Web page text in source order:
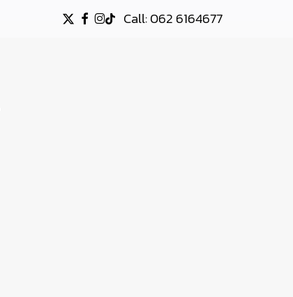
Call: 062 6164677
X-
TWITTER
FACEBOOK
INSTAGRAM
TIKTOK